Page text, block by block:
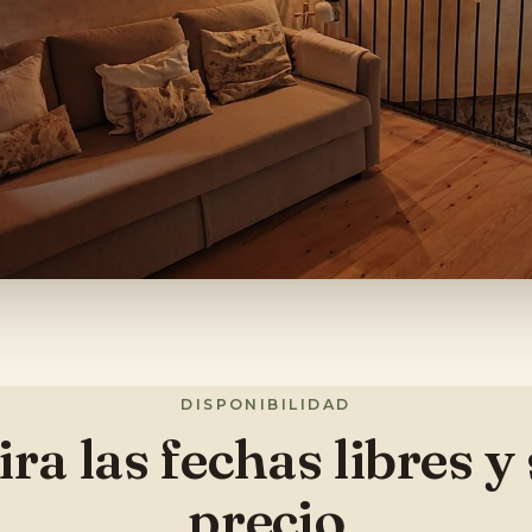
DISPONIBILIDAD
las fechas libres y